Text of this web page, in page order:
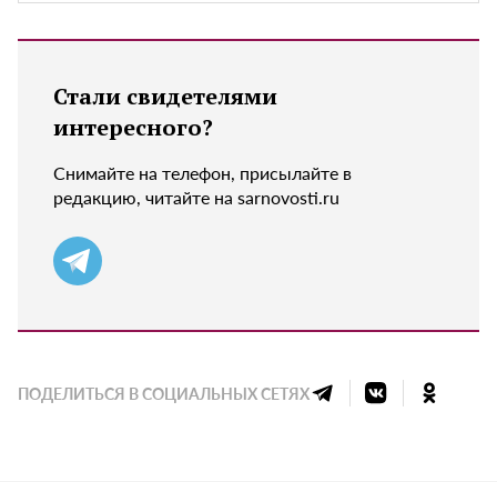
Стали свидетелями
интересного?
Снимайте на телефон, присылайте в
редакцию, читайте на sarnovosti.ru
ПОДЕЛИТЬСЯ В СОЦИАЛЬНЫХ СЕТЯХ